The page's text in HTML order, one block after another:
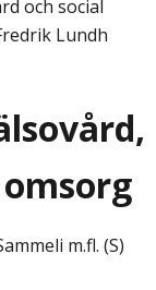
och social
Lundh
m.fl. (S)